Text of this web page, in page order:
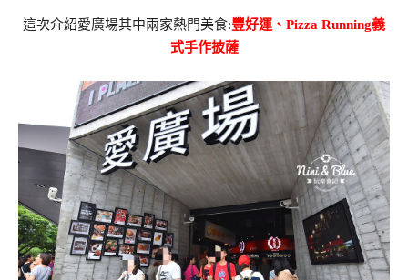
這次介紹愛廣場其中兩家熱門美食:豐好運、Pizza Running義
式手作披薩